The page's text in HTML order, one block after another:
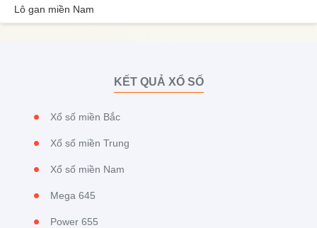
Lô gan miền Nam
KẾT QUẢ XỔ SỐ
Xổ số miền Bắc
Xổ số miền Trung
Xổ số miền Nam
Mega 645
Power 655